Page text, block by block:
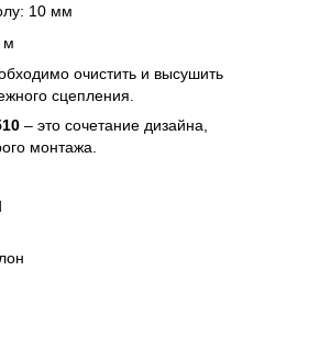
10 мм
м
очистить и высушить
сцепления.
– это сочетание дизайна,
монтажа.